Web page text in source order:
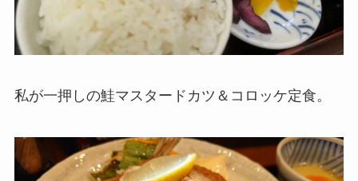
私が一押しの鮭マスタードカツ＆コロッケ定食。